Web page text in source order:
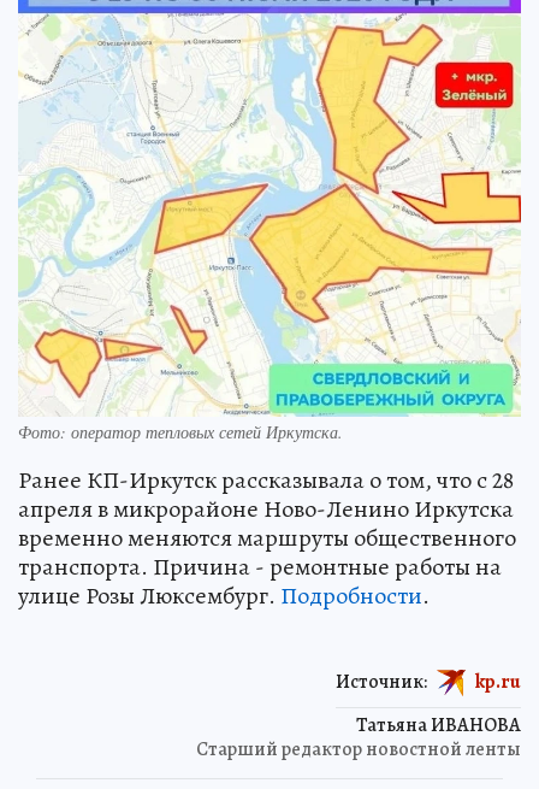
Фото: оператор тепловых сетей Иркутска.
Ранее КП-Иркутск рассказывала о том, что с 28
апреля в микрорайоне Ново-Ленино Иркутска
временно меняются маршруты общественного
транспорта. Причина - ремонтные работы на
Татьяна ИВАНОВА
Источник: kp.ru